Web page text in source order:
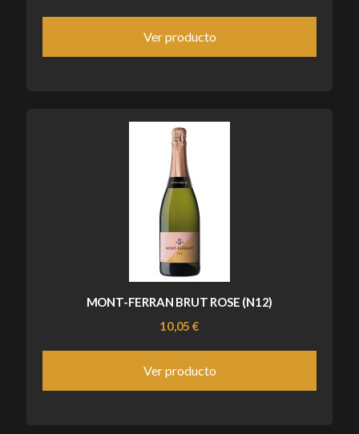
Ver producto
MONT-FERRAN BRUT ROSE (N12)
10,05 €
Ver producto